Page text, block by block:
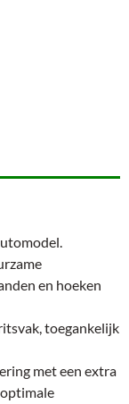
en hoeken
toegankelijk
met een extra